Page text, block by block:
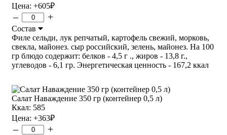
Цена: +605₽
– +
Состав
Филе сельди, лук репчатый, картофель свежий, морковь,
свекла, майонез. сыр российский, зелень, майонез. На 100
гр блюдо содержит: белков - 4,5 г ., жиров - 13,8 г.,
углеводов - 6,1 гр. Энергетическая ценность - 167,2 ккал
Салат Наваждение 350 гр (контейнер 0,5 л)
Ккал: 585
Цена: +363₽
– +